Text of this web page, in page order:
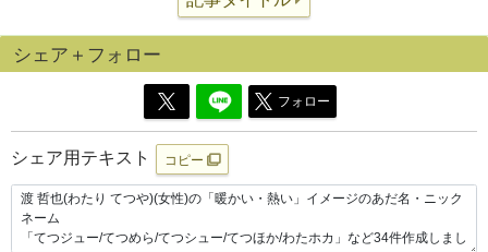
シェア＋フォロー
フォロー
シェア用テキスト コピー